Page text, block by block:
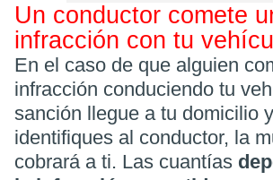
Un conductor comete
infracción con tu
En el caso de que alguien
infracción conduciendo tu
sanción llegue a tu domicilio
identifiques al conductor, la
cobrará a ti. Las cuantías